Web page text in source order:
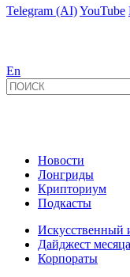
Telegram (AI)YouTube
En
Новости
Лонгриды
Крипториум
Подкасты
Искусственный
Дайджест месяца
Корпораты